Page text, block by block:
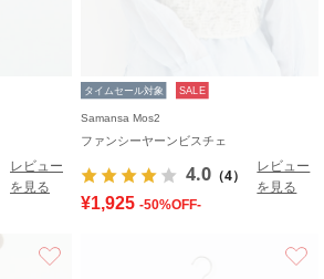
レビュー
を見る
タイムセール対象 SALE
Samansa Mos2
ファンシーヤーンビスチェ
4.0 （4）
レビュー
を見る
¥1,925 -50%OFF-